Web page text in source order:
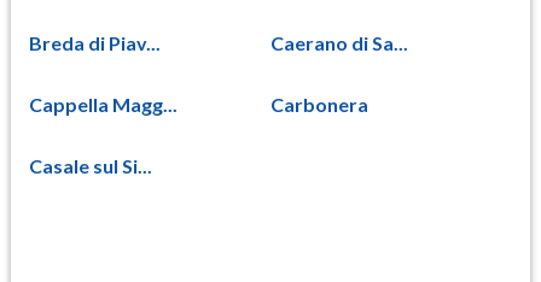
Breda di Piav... Caerano di Sa...
Cappella Magg... Carbonera
Casale sul Si...